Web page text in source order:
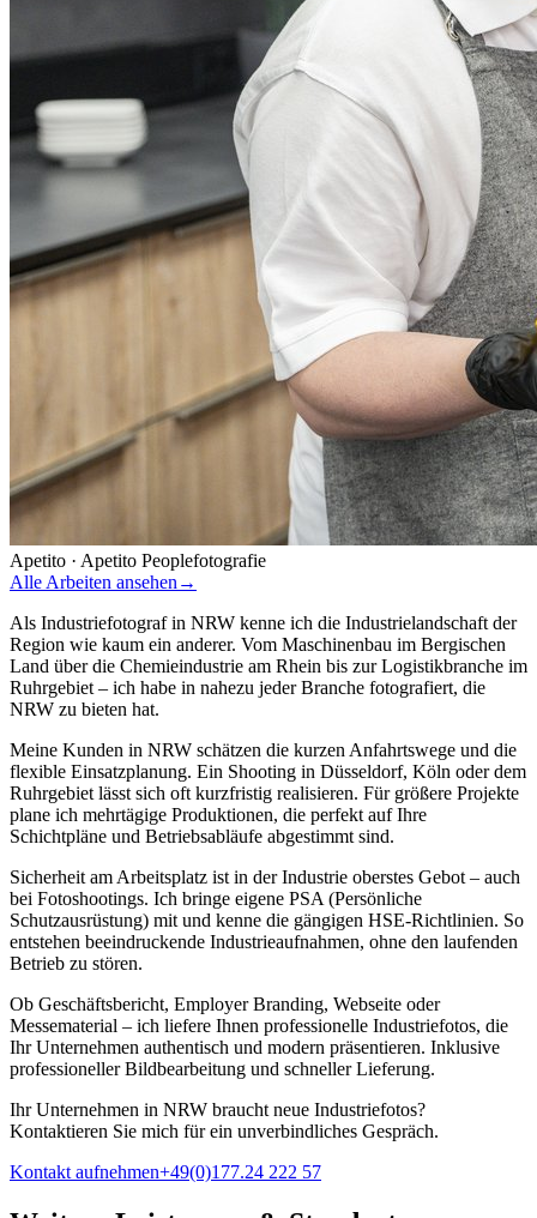
Apetito · Apetito Peoplefotografie
Alle Arbeiten ansehen→
Als Industriefotograf in NRW kenne ich die Industrielandschaft der
Region wie kaum ein anderer. Vom Maschinenbau im Bergischen
Land über die Chemieindustrie am Rhein bis zur Logistikbranche im
Ruhrgebiet – ich habe in nahezu jeder Branche fotografiert, die
NRW zu bieten hat.
Meine Kunden in NRW schätzen die kurzen Anfahrtswege und die
flexible Einsatzplanung. Ein Shooting in Düsseldorf, Köln oder dem
Ruhrgebiet lässt sich oft kurzfristig realisieren. Für größere Projekte
plane ich mehrtägige Produktionen, die perfekt auf Ihre
Schichtpläne und Betriebsabläufe abgestimmt sind.
Sicherheit am Arbeitsplatz ist in der Industrie oberstes Gebot – auch
bei Fotoshootings. Ich bringe eigene PSA (Persönliche
Schutzausrüstung) mit und kenne die gängigen HSE-Richtlinien. So
entstehen beeindruckende Industrieaufnahmen, ohne den laufenden
Betrieb zu stören.
Ob Geschäftsbericht, Employer Branding, Webseite oder
Messematerial – ich liefere Ihnen professionelle Industriefotos, die
Ihr Unternehmen authentisch und modern präsentieren. Inklusive
professioneller Bildbearbeitung und schneller Lieferung.
Ihr Unternehmen in NRW braucht neue Industriefotos?
Kontaktieren Sie mich für ein unverbindliches Gespräch.
Kontakt aufnehmen+49(0)177.24 222 57